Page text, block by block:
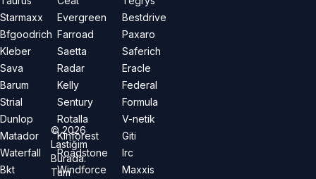
Starmaxx
Bfgoodrich
Kleber
Sava
Barum
Strial
Dunlop
Matador
Waterfall
Bkt
Evergreen
Farroad
Saetta
Radar
Kelly
Sentury
Rotalla
Kinforest
Roadstone
Windforce
Bestdrive
Paxaro
Saferich
Eracle
Federal
Formula
V-netik
Giti
Irc
Maxxis
©2026
Lastiğim
Burada.
Tüm